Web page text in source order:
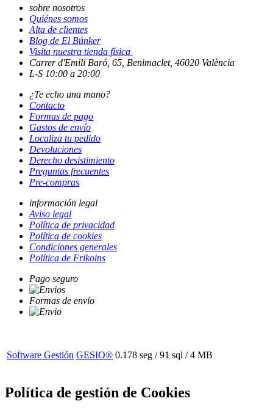
sobre nosotros
Quiénes somos
Alta de clientes
Blog de El Búnker
Visita nuestra tienda física
Carrer d'Emili Baró, 65, Benimaclet, 46020 València
L-S 10:00 a 20:00
¿Te echo una mano?
Contacto
Formas de pago
Gastos de envío
Localiza tu pedido
Devoluciones
Derecho desistimiento
Preguntas frecuentes
Pre-compras
información legal
Aviso legal
Política de privacidad
Política de cookies
Condiciones generales
Política de Frikoins
Pago seguro
Formas de envío
Software Gestión GESIO® 0.178 seg /91 sql / 4 MB
Política de gestión de Cookies